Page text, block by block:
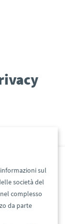
sul
società del
complesso
da parte